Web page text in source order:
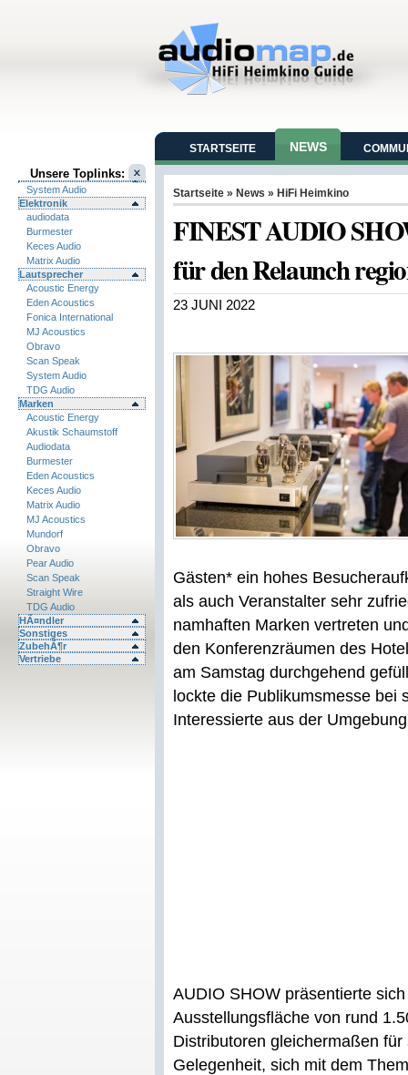
Unsere Toplinks:
System Audio
Elektronik
audiodata
Burmester
Keces Audio
Matrix Audio
Lautsprecher
Acoustic Energy
Eden Acoustics
Fonica International
MJ Acoustics
Obravo
Scan Speak
System Audio
TDG Audio
Marken
Acoustic Energy
Akustik Schaumstoff
Audiodata
Burmester
Eden Acoustics
Keces Audio
Matrix Audio
MJ Acoustics
Mundorf
Obravo
Pear Audio
Scan Speak
Straight Wire
TDG Audio
HÃ¤ndler
Sonstiges
ZubehÃ¶r
Vertriebe
STARTSEITE NEWS
Startseite » News » HiFi Heimkino
FINEST AUDIO
für den Relaunch
23 JUNI 2022
Gästen* ein hohes
als auch Veranstalter sehr
namhaften Marken vertreten
den Konferenzräumen des
am Samstag durchgehend
lockte die Publikumsmesse bei
Interessierte aus der
AUDIO SHOW präsentierte
Ausstellungsfläche von rund
Distributoren gleichermaßen
Gelegenheit, sich mit dem